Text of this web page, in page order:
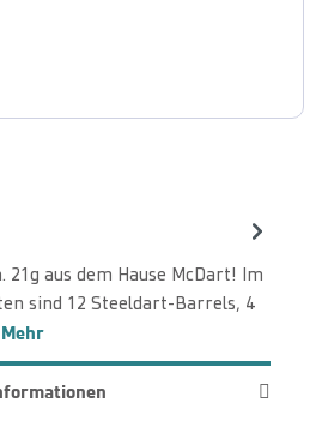
21g aus dem Hause McDart! Im
sind 12 Steeldart-Barrels, 4
Mehr